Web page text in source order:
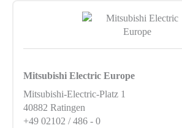
Mitsubishi Electric Europe
Mitsubishi-Electric-Platz 1
40882 Ratingen
+49 02102 / 486 - 0